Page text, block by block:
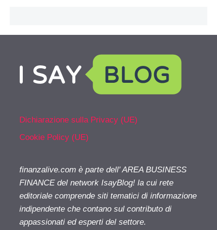
Dichiarazione sulla Privacy (UE)
Cookie Policy (UE)
finanzalive.com è parte dell' AREA BUSINESS
FINANCE del network IsayBlog! la cui rete
editoriale comprende siti tematici di informazione
indipendente che contano sul contributo di
appassionati ed esperti del settore.